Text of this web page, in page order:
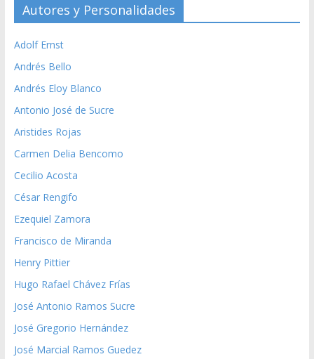
Autores y Personalidades
Adolf Ernst
Andrés Bello
Andrés Eloy Blanco
Antonio José de Sucre
Aristides Rojas
Carmen Delia Bencomo
Cecilio Acosta
César Rengifo
Ezequiel Zamora
Francisco de Miranda
Henry Pittier
Hugo Rafael Chávez Frías
José Antonio Ramos Sucre
José Gregorio Hernández
José Marcial Ramos Guedez